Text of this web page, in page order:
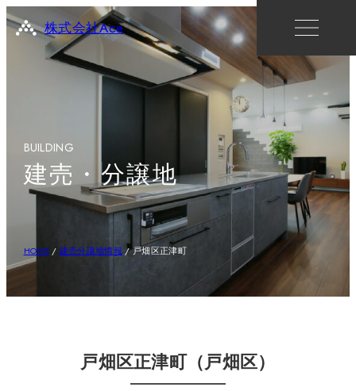
株式会社Ace
BUILDING
建売・分譲地
HOME/ 建売分譲地情報/戸畑区正津町
戸畑区正津町（戸畑区）